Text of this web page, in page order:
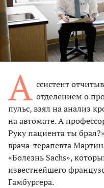
А ссистент
отделением о
пульс, взял на анализ
на автомате. А
Руку пациента ты
врача-терапевта
«Болезнь Sachs»,
известнейшего
Гамбургера.